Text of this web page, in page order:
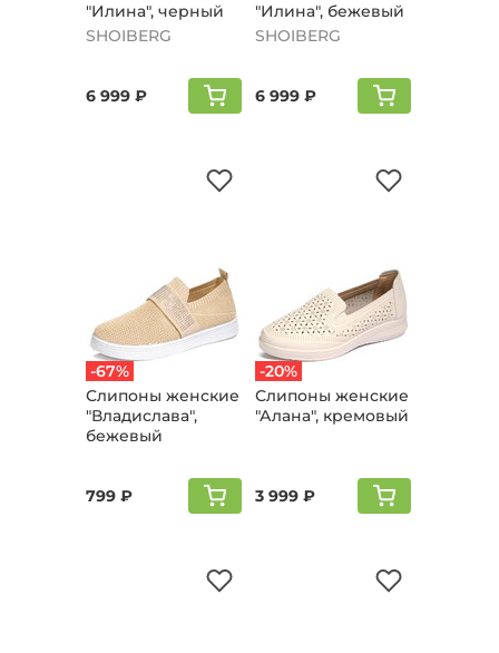
"Илина", черный
SHOIBERG
6 999 ₽
"Илина", бежевый
SHOIBERG
6 999 ₽
-67%
Слипоны женские
"Владислава",
бежевый
799 ₽
-20%
Слипоны женские
"Алана", кремовый
3 999 ₽